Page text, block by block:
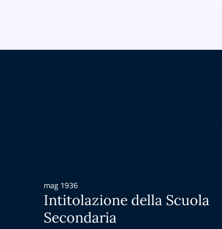
mag 1936
Intitolazione della Scuola
Secondaria